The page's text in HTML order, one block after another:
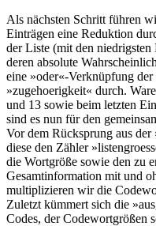
Als nächsten Schritt führen
Einträgen eine Reduktion
der Liste (mit den niedrigsten
deren absolute
eine »oder«-Verknüpfung
»zugehoerigkeit« durch.
und 13 sowie beim letzten
sind es nun für den
Vor dem Rücksprung aus
diese den Zähler
die Wortgröße sowie den zu
Gesamtinformation mit und
multiplizieren wir die
Zuletzt kümmert sich die
Codes, der Codewortgrößen